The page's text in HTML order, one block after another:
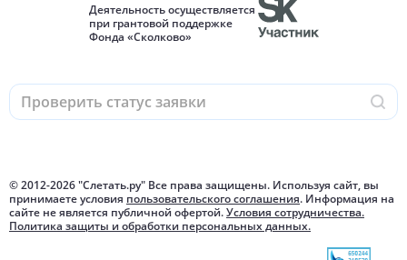
Деятельность осуществляется
при грантовой поддержке
Фонда «Сколково»
© 2012-2026"Слетать.ру" Все права защищены. Используя сайт, вы
принимаете условия пользовательского соглашения. Информация на
сайте не является публичной офертой.Условия сотрудничества.
Политика защиты и обработки персональных данных.